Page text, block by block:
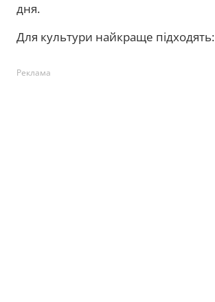
дня.
Для культури найкраще підходять:
Реклама